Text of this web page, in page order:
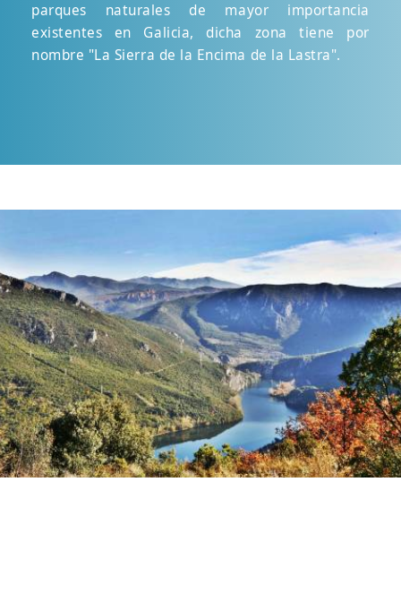
parques naturales de mayor importancia
existentes en Galicia, dicha zona tiene por
nombre "La Sierra de la Encima de la Lastra".